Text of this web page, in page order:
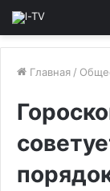
Главная /